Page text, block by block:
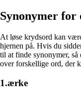
Synonymer for
At løse krydsord kan
hjernen på. Hvis du
til at finde synonymer, så
over forskellige ord, der
1.ærke